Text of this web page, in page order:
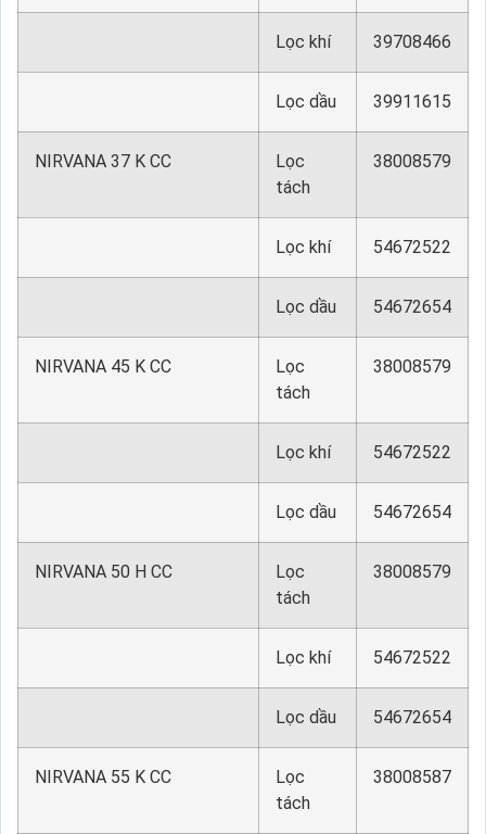
Lọc khí 39708466
Lọc dầu 39911615
NIRVANA 37 K CC
Lọc
tách
38008579
Lọc khí 54672522
Lọc dầu 54672654
NIRVANA 45 K CC
Lọc
tách
38008579
Lọc khí 54672522
Lọc dầu 54672654
NIRVANA 50 H CC
Lọc
tách
38008579
Lọc khí 54672522
Lọc dầu 54672654
NIRVANA 55 K CC
Lọc
tách
38008587